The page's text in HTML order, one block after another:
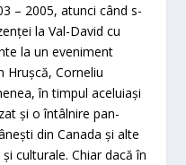
– 2005, atunci când s-
la Val-David cu
la un eveniment
Hrușcă, Corneliu
în timpul aceluiași
și o întâlnire pan-
din Canada și alte
culturale. Chiar dacă în